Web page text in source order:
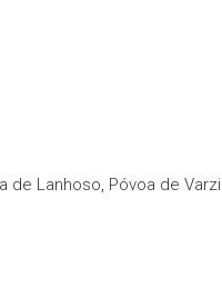
Lanhoso, Póvoa de